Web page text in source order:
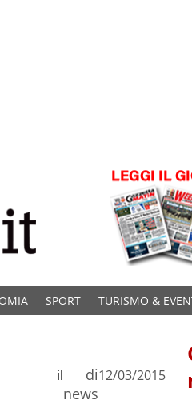
SPORT TURISMO &
di
news
il 12/03/2015